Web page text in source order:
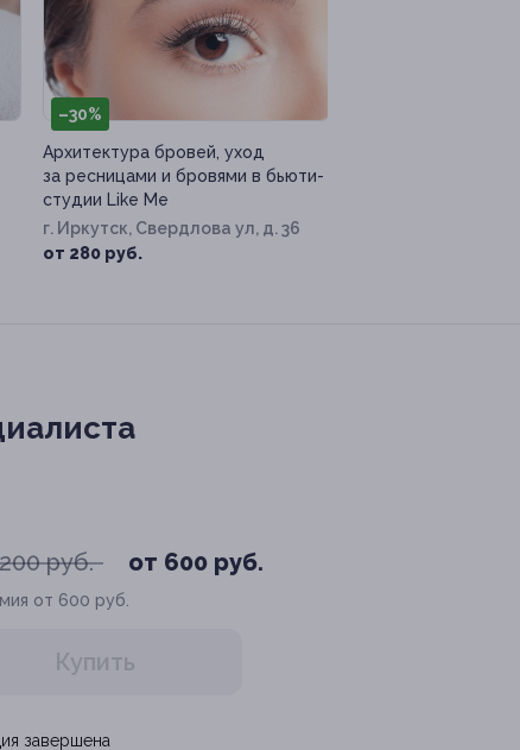
–30%
Архитектура бровей, уход
за ресницами и бровями в бьюти-
студии Like Me
г. Иркутск, Свердлова ул, д. 36
от 280 руб.
руб. от 600 руб.
от 600 руб.
Купить
завершена